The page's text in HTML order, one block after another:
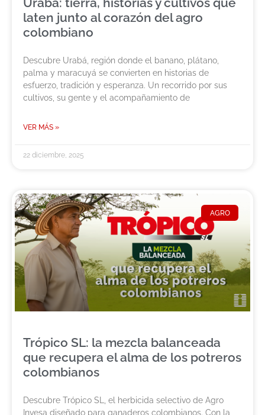
laten junto al corazón del agro
colombiano
Descubre Urabá, región donde el banano, plátano,
palma y maracuyá se convierten en historias de
esfuerzo, tradición y esperanza. Un recorrido por sus
cultivos, su gente y el acompañamiento de
VER MÁS »
22 diciembre, 2025
AGRO
Trópico SL: la mezcla balanceada
que recupera el alma de los potreros
colombianos
Descubre Trópico SL, el herbicida selectivo de Agro
Invesa diseñado para ganaderos colombianos. Con la